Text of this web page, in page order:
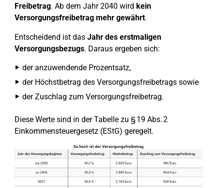
Freibetrag. Ab dem Jahr 2040 wird kein
Versorgungsfreibetrag mehr gewährt.
Entscheidend ist das Jahr des erstmaligen
Versorgungsbezugs. Daraus ergeben sich:
der anzuwendende Prozentsatz,
der Höchstbetrag des Versorgungsfreibetrags sowie
der Zuschlag zum Versorgungsfreibetrag.
Diese Werte sind in der Tabelle zu § 19 Abs. 2
Einkommensteuergesetz (EStG) geregelt.